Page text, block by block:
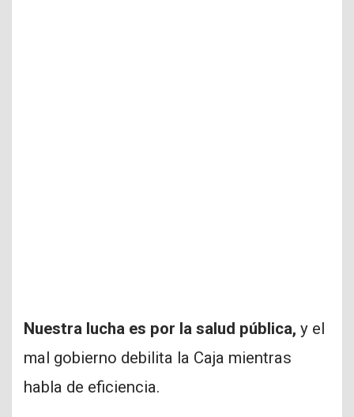
Nuestra lucha es por la salud pública, y el
mal gobierno debilita la Caja mientras
habla de eficiencia.